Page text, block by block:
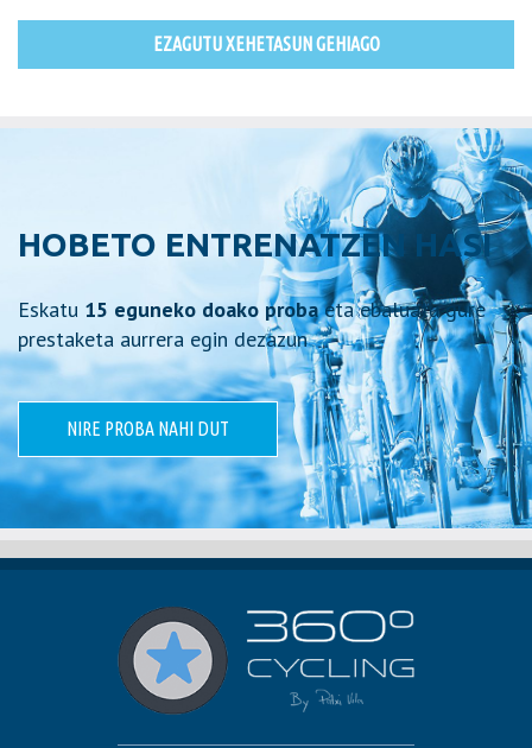
EZAGUTU XEHETASUN GEHIAGO
HOBETO ENTRENATZEN HASI
Eskatu 15 eguneko doako probaeta ebaluatu gure
prestaketa aurrera egin dezazun
NIRE PROBA NAHI DUT